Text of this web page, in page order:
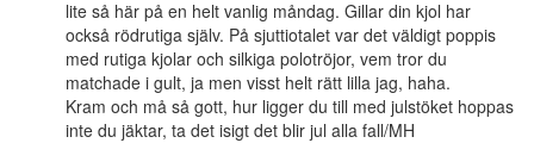
lite så här på en helt vanlig måndag. Gillar din kjol har
också rödrutiga själv. På sjuttiotalet var det väldigt poppis
med rutiga kjolar och silkiga polotröjor, vem tror du
matchade i gult, ja men visst helt rätt lilla jag, haha.
Kram och må så gott, hur ligger du till med julstöket hoppas
inte du jäktar, ta det isigt det blir jul alla fall/MH